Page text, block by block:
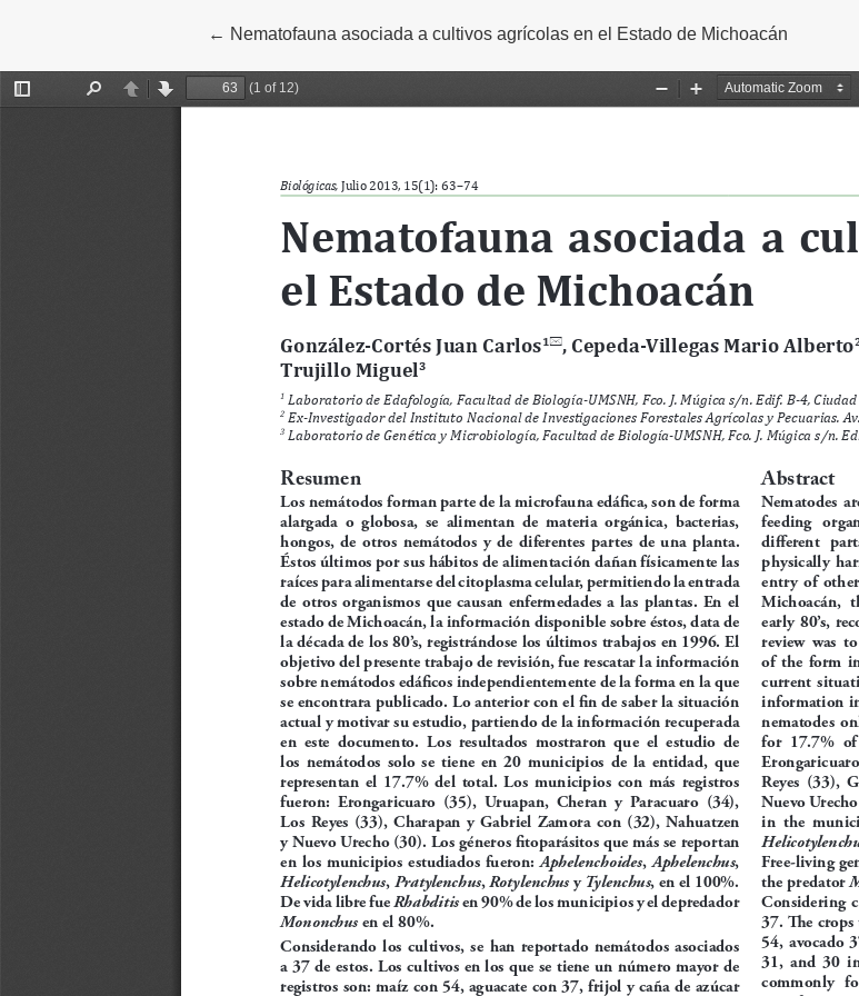
← Volver a los detalles del artículo
Nematofauna asociada a cultivos agrícolas en el Estado de Michoacán